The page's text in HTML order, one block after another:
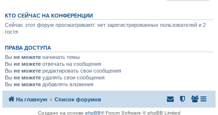
КТО СЕЙЧАС НА КОНФЕРЕНЦИИ
Сейчас этот форум просматривают: нет зарегистрированных пользователей и 2
гостя
ПРАВА ДОСТУПА
Вы не можете начинать темы
Вы не можете отвечать на сообщения
Вы не можете редактировать свои сообщения
Вы не можете удалять свои сообщения
Вы не можете добавлять вложения
На главную Список форумов
Создано на основе phpBB® Forum Software © phpBB Limited